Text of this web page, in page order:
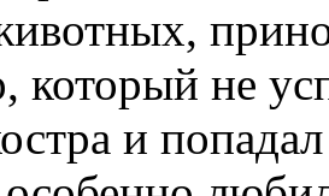
который не
и